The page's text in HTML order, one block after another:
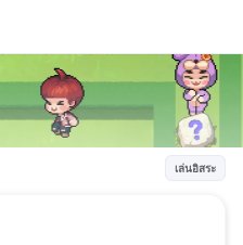
เล่นอิสระ